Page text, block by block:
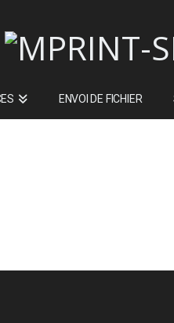
ENVOI DE FICHIER